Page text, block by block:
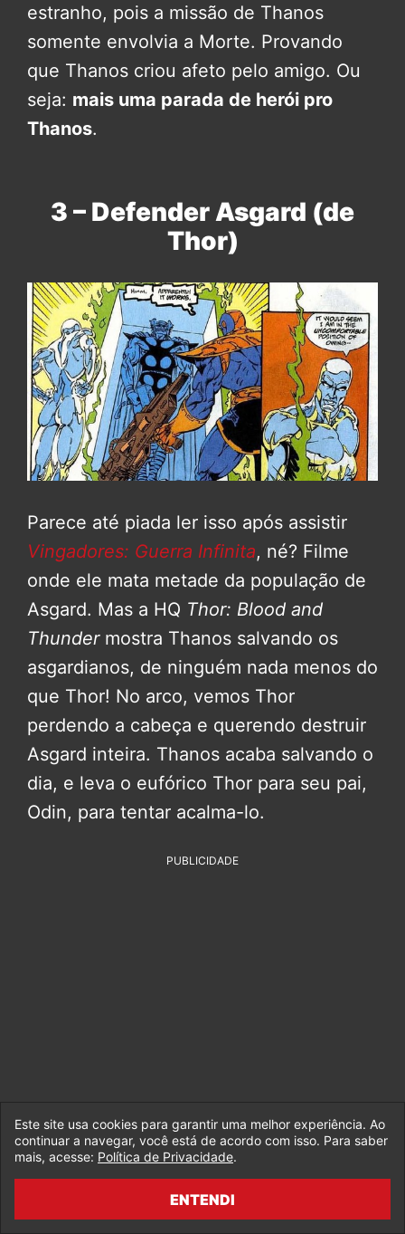
estranho, pois a missão de Thanos
somente envolvia a Morte. Provando
que Thanos criou afeto pelo amigo. Ou
seja: mais uma parada de herói pro
Thanos.
3 – Defender Asgard (de
Thor)
Parece até piada ler isso após assistir
Vingadores: Guerra Infinita, né? Filme
onde ele mata metade da população de
Asgard. Mas a HQ Thor: Blood and
Thundermostra Thanos salvando os
asgardianos, de ninguém nada menos do
que Thor! No arco, vemos Thor
perdendo a cabeça e querendo destruir
Asgard inteira. Thanos acaba salvando o
dia, e leva o eufórico Thor para seu pai,
Odin, para tentar acalma-lo.
PUBLICIDADE
A parte mais surreal dessa HQ é o
quanto de vezes que Thanos tem a
Este site usa cookies para garantir uma melhor experiência. Ao
continuar a navegar, você está de acordo com isso. Para saber
mais, acesse: Política de Privacidade.
ENTENDI